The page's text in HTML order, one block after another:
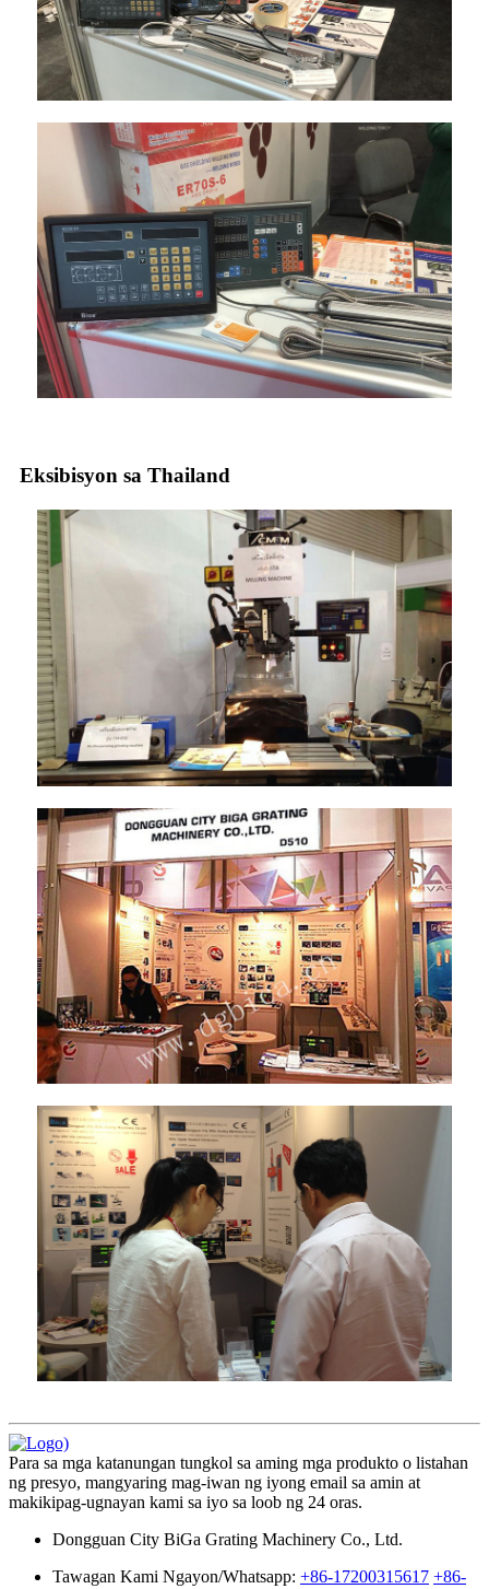
Eksibisyon sa Thailand
Para sa mga katanungan tungkol sa aming mga produkto o listahan
ng presyo, mangyaring mag-iwan ng iyong email sa amin at
makikipag-ugnayan kami sa iyo sa loob ng 24 oras.
Dongguan City BiGa Grating Machinery Co., Ltd.
Tawagan Kami Ngayon/Whatsapp: +86-17200315617 +86-